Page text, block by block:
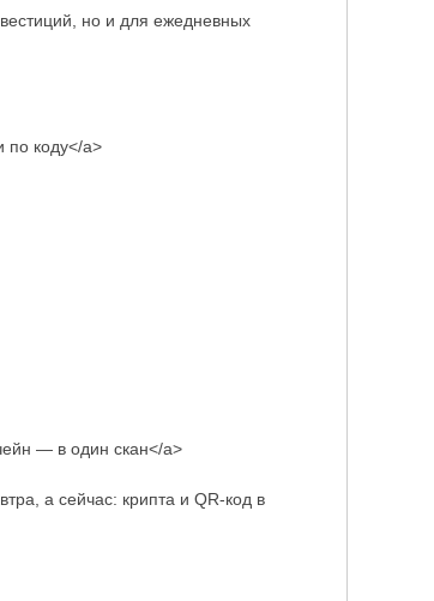
но и для ежедневных
по коду</a>
— в один скан</a>
а сейчас: крипта и QR-код в